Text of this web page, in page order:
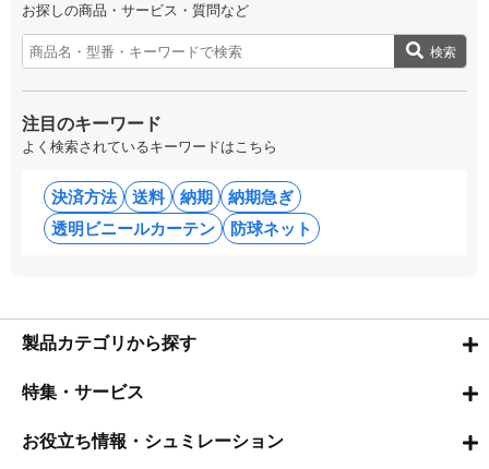
お探しの商品・サービス・質問など
検索
注目のキーワード
よく検索されているキーワードはこちら
決済方法 送料 納期
納期急ぎ
透明ビニールカーテン
防球ネット
製品カテゴリから探す
特集・サービス
お役立ち情報・シュミレーション